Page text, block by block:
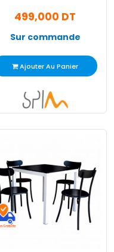
499,000 DT
Sur commande
Ajouter Au Panier